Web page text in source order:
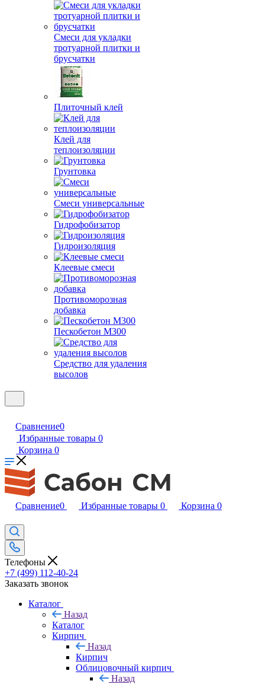
Смеси для укладки
тротуарной плитки и
брусчатки
Плиточный клей
Клей для
теплоизоляции
Грунтовка
Смеси универсальные
Гидрофобизатор
Гидроизоляция
Клеевые смеси
Противоморозная
добавка
Пескобетон М300
Средство для удаления
высолов
Сравнение0
Избранные товары 0
Корзина 0
Сравнение0 Избранные товары 0 Корзина 0
Телефоны
+7 (499) 112-40-24
Заказать звонок
Каталог
Назад
Каталог
Кирпич
Назад
Кирпич
Облицовочный кирпич
Назад